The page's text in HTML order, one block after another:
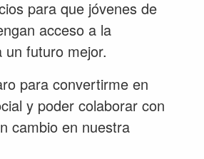
para que jóvenes de
acceso a la
futuro mejor.
para convertirme en
y poder colaborar con
cambio en nuestra